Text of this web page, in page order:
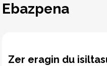
Ebazpena
Zer eragin du